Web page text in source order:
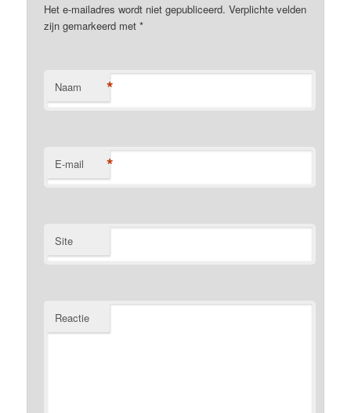
Het e-mailadres wordt niet gepubliceerd. Verplichte velden
zijn gemarkeerd met*
Naam *
E-mail *
Site
Reactie